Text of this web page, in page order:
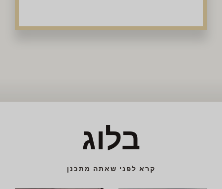
בלוג
קרא לפני שאתה מתכנן